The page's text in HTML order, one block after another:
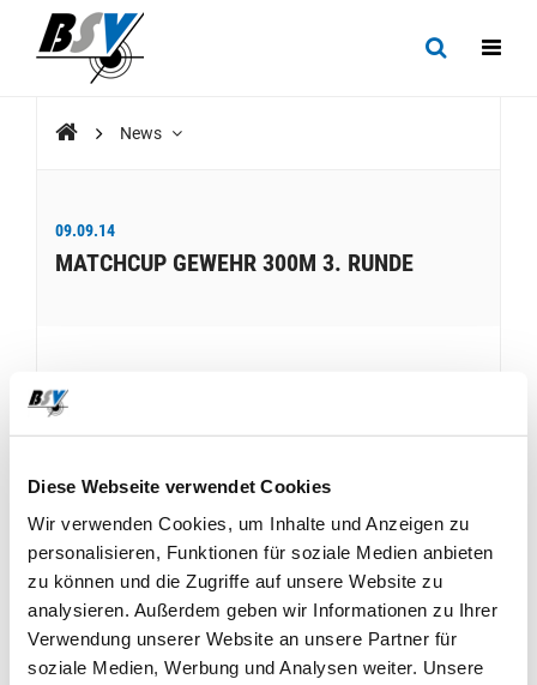
Diese Webseite verwendet Cookies
Wir verwenden Cookies, um Inhalte und Anzeigen zu
personalisieren, Funktionen für soziale Medien anbieten
zu können und die Zugriffe auf unsere Website zu
analysieren. Außerdem geben wir Informationen zu Ihrer
Verwendung unserer Website an unsere Partner für
soziale Medien, Werbung und Analysen weiter. Unsere
News
09.09.14
MATCHCUP GEWEHR 300M 3. RUNDE
Die Rangliste ist aufgeschaltet.